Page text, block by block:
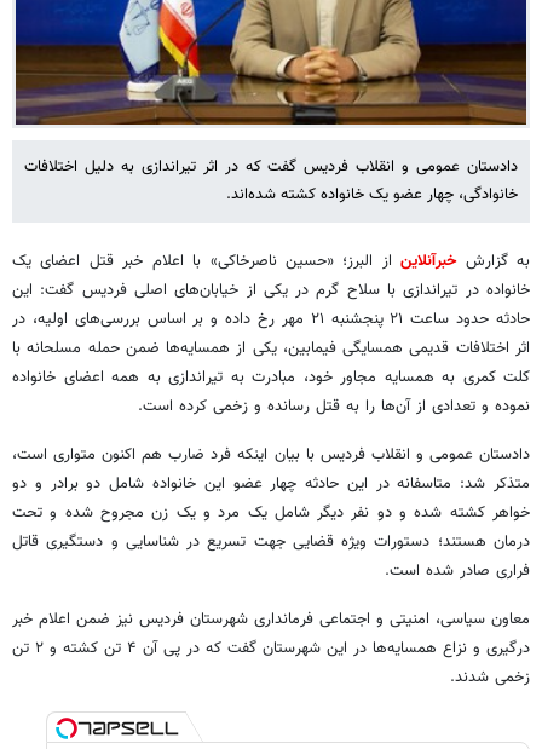
دادستان عمومی و انقلاب فردیس گفت که در اثر تیراندازی به دلیل اختلافات
خانوادگی، چهار عضو یک خانواده کشته شده‌اند.
به گزارشخبرآنلایناز البرز؛ «حسین ناصرخاکی» با اعلام خبر قتل اعضای یک
خانواده در تیراندازی با سلاح گرم در یکی از خیابان‌های اصلی فردیس گفت: این
حادثه حدود ساعت ۲۱ پنجشنبه ۲۱ مهر رخ داده و بر اساس بررسی‌های اولیه، در
اثر اختلافات قدیمی همسایگی فیمابین، یکی از همسایه‌ها ضمن حمله مسلحانه با
کلت کمری به همسایه مجاور خود، مبادرت به تیراندازی به همه اعضای خانواده
نموده و تعدادی از آن‌ها را به قتل رسانده و زخمی کرده است.
دادستان عمومی و انقلاب فردیس با بیان اینکه فرد ضارب هم اکنون متواری است،
متذکر شد: متاسفانه در این حادثه چهار عضو این خانواده شامل دو برادر و دو
خواهر کشته شده و دو نفر دیگر شامل یک مرد و یک زن مجروح شده و تحت
درمان هستند؛ دستورات ویژه قضایی جهت تسریع در شناسایی و دستگیری قاتل
فراری صادر شده است.
معاون سیاسی، امنیتی و اجتماعی فرمانداری شهرستان فردیس نیز ضمن اعلام خبر
درگیری و نزاع همسایه‌ها در این شهرستان گفت که در پی آن ۴ تن کشته و ۲ تن
زخمی شدند.